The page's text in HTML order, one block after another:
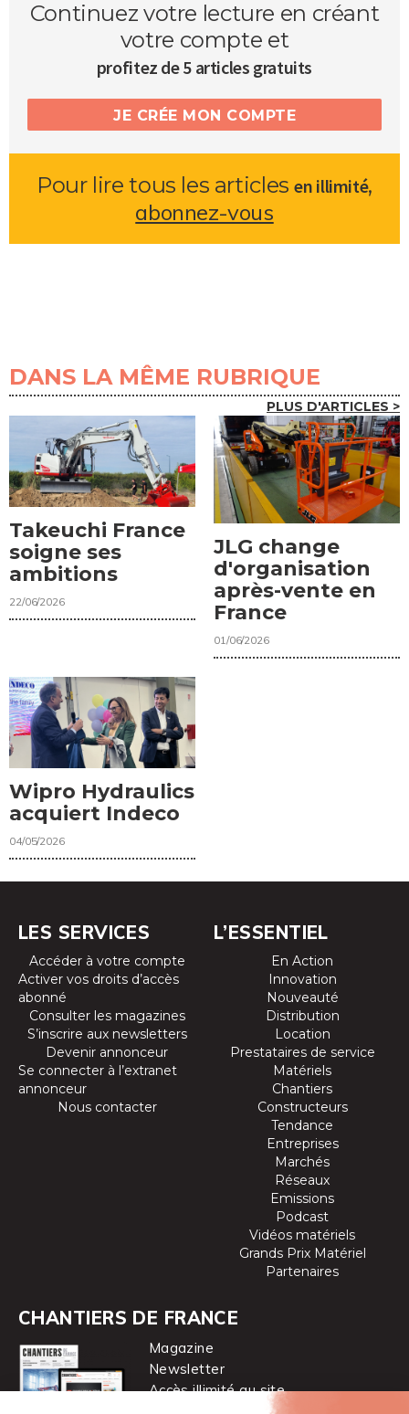
Continuez votre lecture en créant
votre compte et
profitez de 5 articles gratuits
JE CRÉE MON COMPTE
Pour lire tous les articlesen illimité,
abonnez-vous
DANS LA MÊME RUBRIQUE
PLUS D'ARTICLES >
Takeuchi France
soigne ses
ambitions
22/06/2026
JLG change
d'organisation
après-vente en
France
01/06/2026
Wipro Hydraulics
acquiert Indeco
04/05/2026
LES SERVICES
Accéder à votre compte
Activer vos droits d’accès
abonné
Consulter les magazines
S’inscrire aux newsletters
Devenir annonceur
Se connecter à l’extranet
annonceur
Nous contacter
L’ESSENTIEL
En Action
Innovation
Nouveauté
Distribution
Location
Prestataires de service
Matériels
Chantiers
Constructeurs
Tendance
Entreprises
Marchés
Réseaux
Emissions
Podcast
Vidéos matériels
Grands Prix Matériel
Partenaires
CHANTIERS DE FRANCE
Magazine
Newsletter
Accès illimité au site